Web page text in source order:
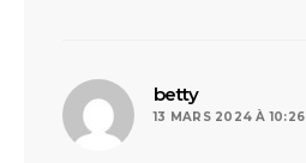
bettydit :
13 MARS 2024 À 10:26